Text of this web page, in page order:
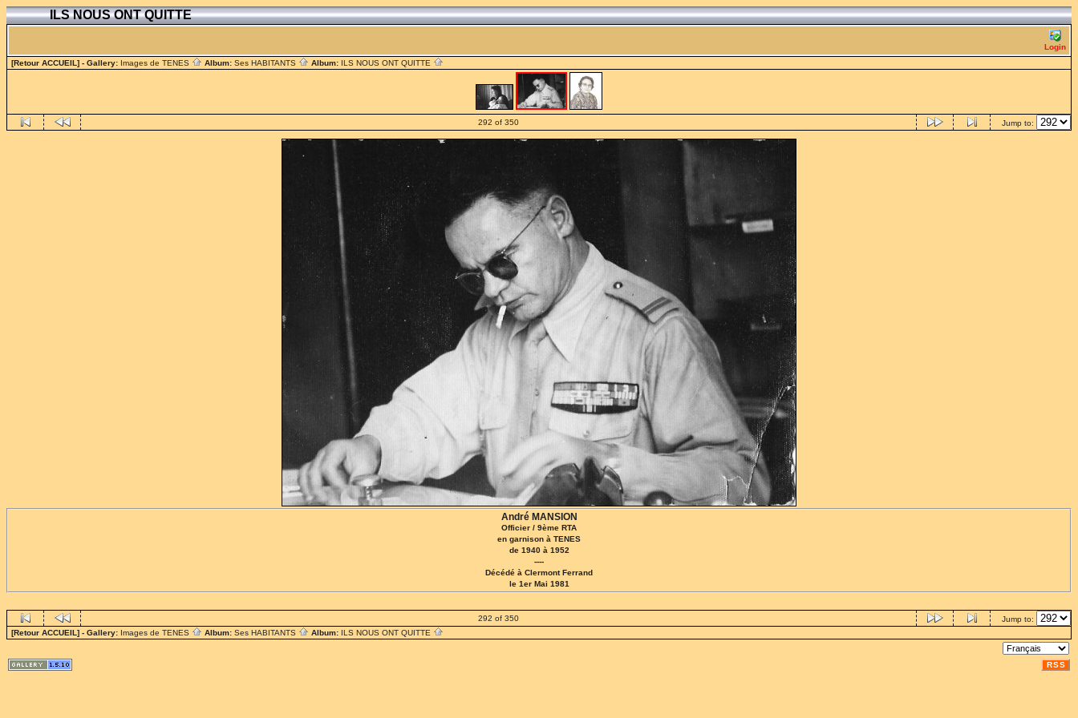
ILS NOUS ONT QUITTE
Login
[Retour ACCUEIL] - Gallery: Images de TENES Album: Ses HABITANTS Album: ILS NOUS ONT QUITTE
292 of 350 Jump to:
André MANSION
Officier / 9ème RTA
en garnison à TENES
de 1940 à 1952
----
Décédé à Clermont Ferrand
le 1er Mai 1981
292 of 350
Jump to:
[Retour ACCUEIL] - Gallery: Images de TENES Album: Ses HABITANTS Album: ILS NOUS ONT QUITTE
RSS